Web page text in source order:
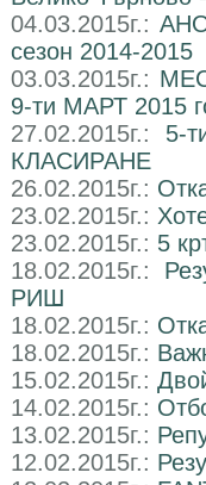
04.03.2015г.:
сезон 2014-2015
03.03.2015г.:
9-ти МАРТ 2015
27.02.2015г.: 5-
КЛАСИРАНЕ
26.02.2015г.:
23.02.2015г.:
23.02.2015г.: 5
18.02.2015г.:
РИШ
18.02.2015г.:
18.02.2015г.:
15.02.2015г.:
14.02.2015г.:
13.02.2015г.:
12.02.2015г.: